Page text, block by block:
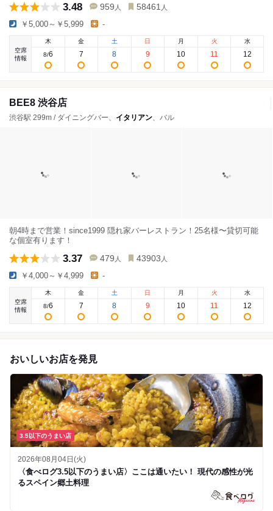
3.48 959 人 58461 人
￥5,000～￥5,999 -
空席
情報
木
8/6
金
7
土
8
日
9
月
10
火
11
水
12
BEE8 渋谷店
渋谷駅 299m / ダイニングバー、 イタリアン、バル
朝4時まで営業！since1999 隠れ家バーレストラン！25名様〜貸切可能
な個室有ります！
3.37 479 人 43903 人
￥4,000～￥4,999 -
空席
情報
木
8/6
金
7
土
8
日
9
月
10
火
11
水
12
おいしいお店を発見
3.5以下のうまい店
2026年08月04日(火)
〈食べログ3.5以下のうまい店〉ここは通いたい！ 現代の感性が光
るスペイン郷土料理